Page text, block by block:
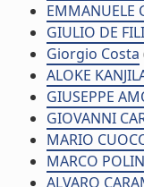
EMMANUELE
GIULIO DE
Giorgio Costa
ALOKE
GIUSEPPE
GIOVANNI
MARIO
MARCO
ALVARO